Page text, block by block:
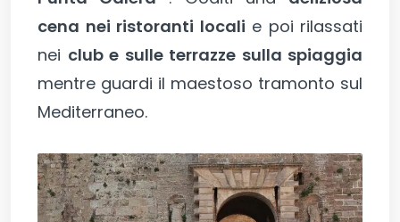
cena nei ristoranti locali e poi rilassati
nei club e sulle terrazze sulla spiaggia
mentre guardi il maestoso tramonto sul
Mediterraneo.